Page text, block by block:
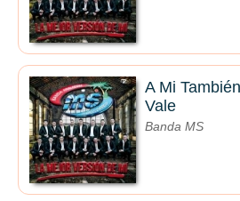
A Mi
Vale
Banda MS